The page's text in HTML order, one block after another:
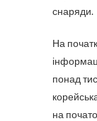
снаряди.
На
понад
на